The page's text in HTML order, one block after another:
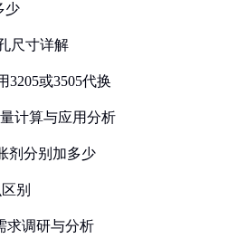
少
尺寸详解
3205或3505代换
计算与应用分析
剂分别加多少
别
求调研与分析